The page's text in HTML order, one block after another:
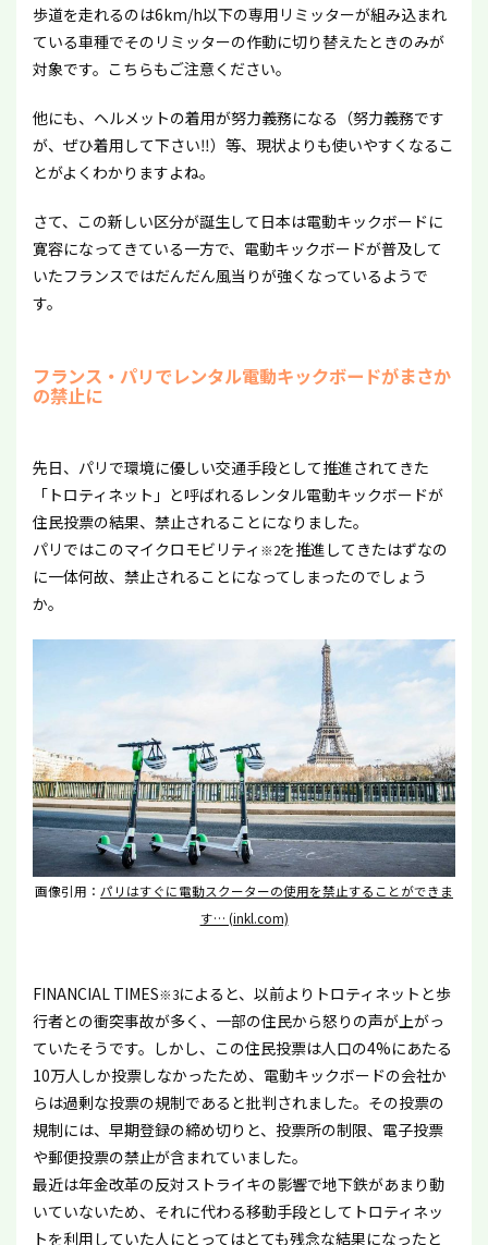
歩道を走れるのは6km/h以下の専用リミッターが組み込まれ
ている車種でそのリミッターの作動に切り替えたときのみが
対象です。こちらもご注意ください。
他にも、ヘルメットの着用が努力義務になる（努力義務です
が、ぜひ着用して下さい‼）等、現状よりも使いやすくなるこ
とがよくわかりますよね。
さて、この新しい区分が誕生して日本は電動キックボードに
寛容になってきている一方で、電動キックボードが普及して
いたフランスではだんだん風当りが強くなっているようで
す。
フランス・パリでレンタル電動キックボードがまさか
の禁止に
先日、パリで環境に優しい交通手段として推進されてきた
「トロティネット」と呼ばれるレンタル電動キックボードが
住民投票の結果、禁止されることになりました。
パリではこのマイクロモビリティ ※2を推進してきたはずなの
に一体何故、禁止されることになってしまったのでしょう
か。
画像引用： パリはすぐに電動スクーターの使用を禁止することができま
す… (inkl.com)
FINANCIAL TIMES※3によると、以前よりトロティネットと歩
行者との衝突事故が多く、一部の住民から怒りの声が上がっ
ていたそうです。しかし、この住民投票は人口の4%にあたる
10万人しか投票しなかったため、電動キックボードの会社か
らは過剰な投票の規制であると批判されました。その投票の
規制には、早期登録の締め切りと、投票所の制限、電子投票
や郵便投票の禁止が含まれていました。
最近は年金改革の反対ストライキの影響で地下鉄があまり動
いていないため、それに代わる移動手段としてトロティネッ
トを利用していた人にとってはとても残念な結果になったと